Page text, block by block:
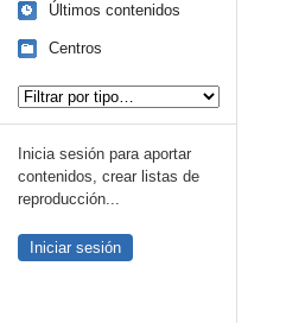
Últimos contenidos
Centros
Inicia sesión para aportar
contenidos, crear listas de
reproducción...
Iniciar sesión